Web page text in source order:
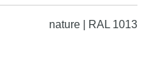
nature | RAL 1013